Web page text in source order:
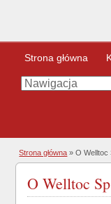
Strona główna
Strona główna »O Welltoc
O Welltoc